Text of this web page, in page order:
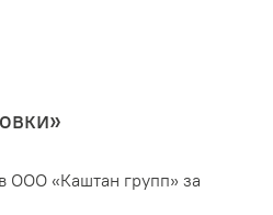
ООО «Каштан групп» за